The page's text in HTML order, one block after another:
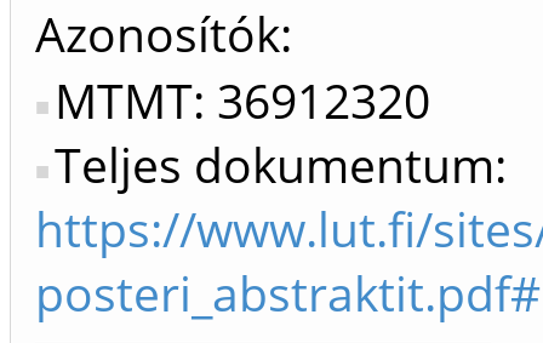
Azonosítók
MTMT: 36912320
Teljes dokumentum:
https://www.lut.fi/